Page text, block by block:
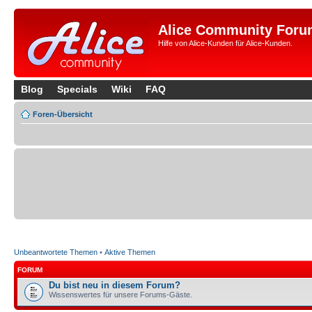
Alice Community
Hilfe von Alice-Kunden für Alice-Kunden.
Blog Specials Wiki FAQ
Foren-Übersicht
Unbeantwortete Themen • Aktive Themen
FORUM
Du bist neu in diesem Forum?
Wissenswertes für unsere Forums-Gäste.